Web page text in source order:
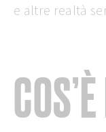
e altre realtà